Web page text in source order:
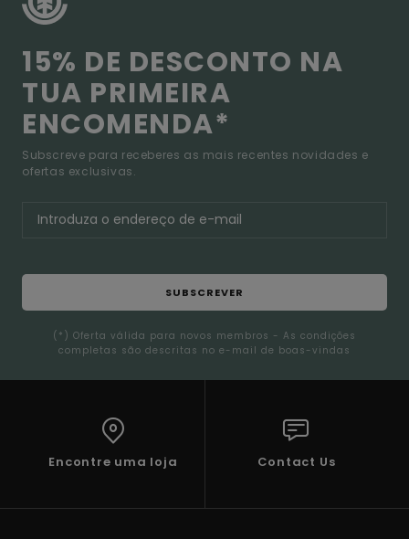
15% DE DESCONTO NA
TUA PRIMEIRA
ENCOMENDA*
Subscreve para receberes as mais recentes novidades e
ofertas exclusivas.
SUBSCREVER
(*) Oferta válida para novos membros - As condições
completas são descritas no e-mail de boas-vindas
Encontre uma loja Contact Us